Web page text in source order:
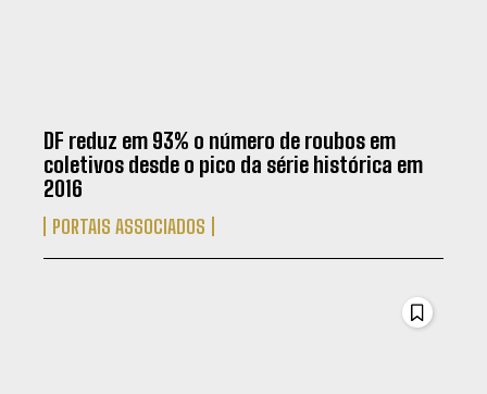
DF reduz em 93% o número de roubos em
coletivos desde o pico da série histórica em
2016
PORTAIS ASSOCIADOS